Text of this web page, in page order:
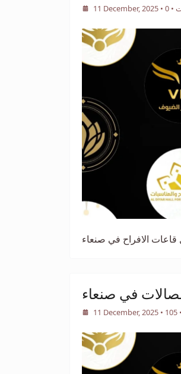
11 December, 2025 •
الافراح في صنعاء
في صنعاء
11 December, 2025 •